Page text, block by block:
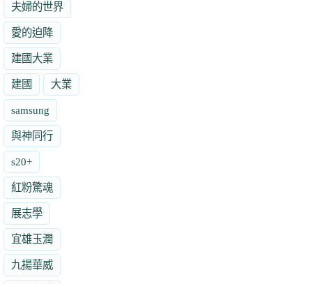
夫婦的世界
愛的迫降
建國大業
建國 大業
samsung
與神同行
s20+
紅粉驚魂
展志學
宜雄玉潤
九揚華威